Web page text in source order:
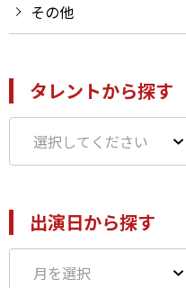
その他
タレントから探す
出演日から探す